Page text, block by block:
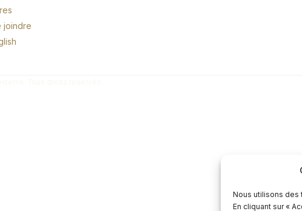
Nous utilisons des
En cliquant sur «
joindre